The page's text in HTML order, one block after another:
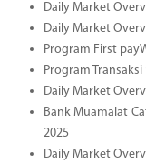
Daily Market
Daily Market
Program First
Program
Daily Market
Bank Muamalat
2025
Daily Market